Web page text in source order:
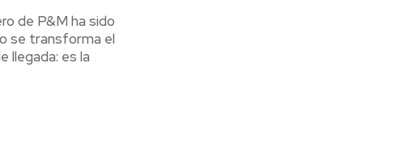
de P&M ha sido
se transforma el
llegada: es la